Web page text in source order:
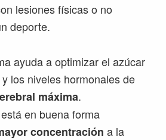
lesiones físicas o no
deporte.
ayuda a optimizar el azúcar
los niveles hormonales de
máxima.
en buena forma
concentración a la